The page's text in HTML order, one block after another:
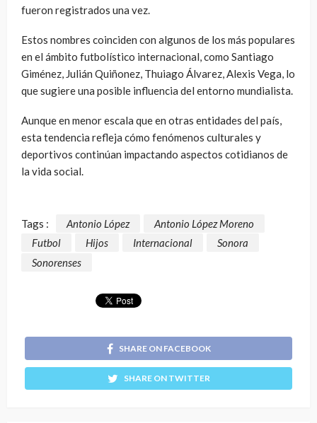
fueron registrados una vez.
Estos nombres coinciden con algunos de los más populares
en el ámbito futbolístico internacional, como Santiago
Giménez, Julián Quiñonez, Thuiago Álvarez, Alexis Vega, lo
que sugiere una posible influencia del entorno mundialista.
Aunque en menor escala que en otras entidades del país,
esta tendencia refleja cómo fenómenos culturales y
deportivos continúan impactando aspectos cotidianos de
la vida social.
Tags : Antonio López
Antonio López Moreno
Futbol
Hijos Internacional
Sonora
Sonorenses
SHARE ON FACEBOOK
SHARE ON TWITTER